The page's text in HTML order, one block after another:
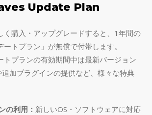
Update Plan
く購入・アップグレードすると、1年間の
ートプラン」が無償で付帯します。
トプランの有効期間中は最新バージョン
加プラグインの提供など、様々な特典
の利用： 新しいOS・ソフトウェアに対応